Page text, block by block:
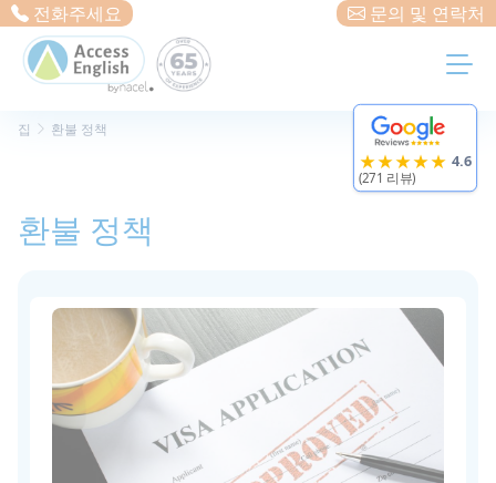
전화주세요 문의 및 연락처
★★★★★ 4.6
(271 리뷰)
집 환불 정책
환불 정책
Cookies management panel